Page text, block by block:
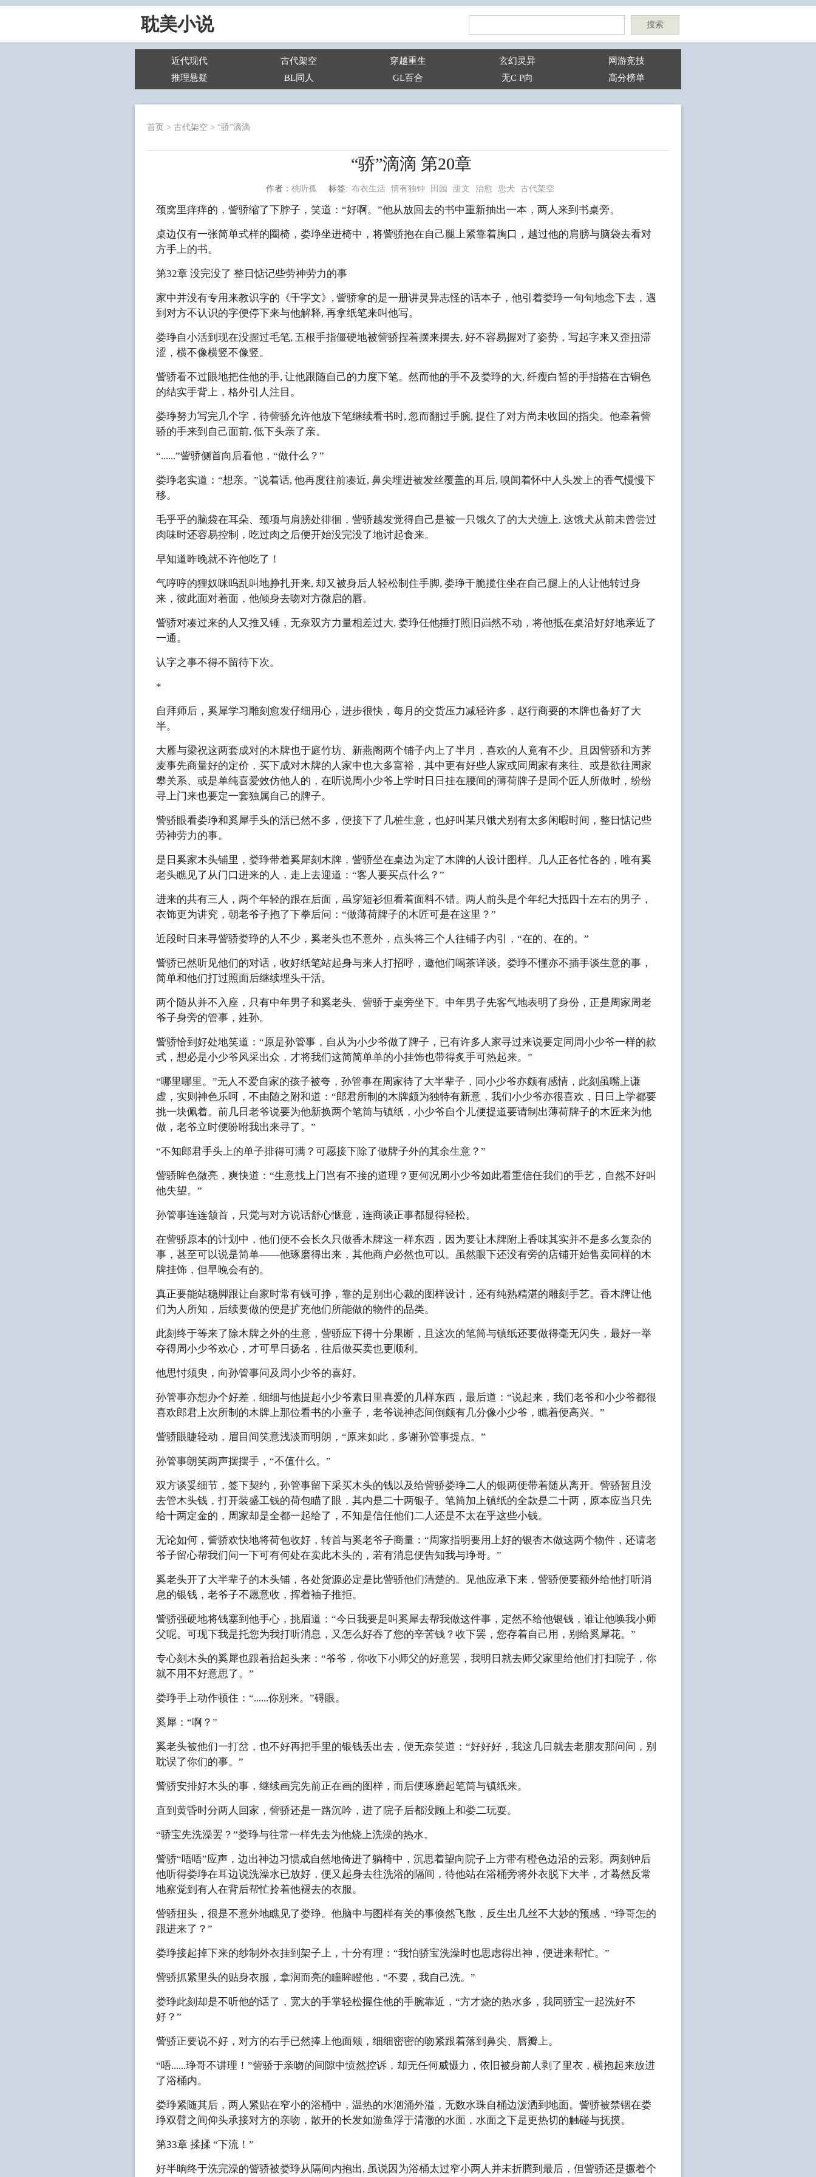
耽美小说 搜索
近代现代 古代架空 穿越重生 玄幻灵异
网游竞技
推理悬疑
BL同人 GL百合 无C P向 高分榜单
首页 > 古代架空 > “骄”滴滴
“骄”滴滴 第20章
作者： 桃听孤 标签: 布衣生活 情有独钟 田园 甜文 治愈 忠犬 古代架空
颈窝里痒痒的，訾骄缩了下脖子，笑道：“好啊。”他从放回去的书中重新抽出一本，两人来到书桌旁。
桌边仅有一张简单式样的圈椅，娄琤坐进椅中，将訾骄抱在自己腿上紧靠着胸口，越过他的肩膀与脑袋去看对
方手上的书。
第32章 没完没了 整日惦记些劳神劳力的事
家中并没有专用来教识字的《千字文》, 訾骄拿的是一册讲灵异志怪的话本子，他引着娄琤一句句地念下去，遇
到对方不认识的字便停下来与他解释, 再拿纸笔来叫他写。
娄琤自小活到现在没握过毛笔, 五根手指僵硬地被訾骄捏着摆来摆去, 好不容易握对了姿势，写起字来又歪扭滞
涩，横不像横竖不像竖。
訾骄看不过眼地把住他的手, 让他跟随自己的力度下笔。然而他的手不及娄琤的大, 纤瘦白皙的手指搭在古铜色
的结实手背上，格外引人注目。
娄琤努力写完几个字，待訾骄允许他放下笔继续看书时, 忽而翻过手腕, 捉住了对方尚未收回的指尖。他牵着訾
骄的手来到自己面前, 低下头亲了亲。
“......”訾骄侧首向后看他，“做什么？”
娄琤老实道：“想亲。”说着话, 他再度往前凑近, 鼻尖埋进被发丝覆盖的耳后, 嗅闻着怀中人头发上的香气慢慢下
移。
毛乎乎的脑袋在耳朵、颈项与肩膀处徘徊，訾骄越发觉得自己是被一只饿久了的大犬缠上, 这饿犬从前未曾尝过
肉味时还容易控制，吃过肉之后便开始没完没了地讨起食来。
早知道昨晚就不许他吃了！
气哼哼的狸奴咪呜乱叫地挣扎开来, 却又被身后人轻松制住手脚, 娄琤干脆揽住坐在自己腿上的人让他转过身
来，彼此面对着面，他倾身去吻对方微启的唇。
訾骄对凑过来的人又推又锤，无奈双方力量相差过大, 娄琤任他捶打照旧岿然不动，将他抵在桌沿好好地亲近了
一通。
认字之事不得不留待下次。
*
自拜师后，奚犀学习雕刻愈发仔细用心，进步很快，每月的交货压力减轻许多，赵行商要的木牌也备好了大
半。
大雁与梁祝这两套成对的木牌也于庭竹坊、新燕阁两个铺子内上了半月，喜欢的人竟有不少。且因訾骄和方荠
麦事先商量好的定价，买下成对木牌的人家中也大多富裕，其中更有好些人家或同周家有来往、或是欲往周家
攀关系、或是单纯喜爱效仿他人的，在听说周小少爷上学时日日挂在腰间的薄荷牌子是同个匠人所做时，纷纷
寻上门来也要定一套独属自己的牌子。
訾骄眼看娄琤和奚犀手头的活已然不多，便接下了几桩生意，也好叫某只饿犬别有太多闲暇时间，整日惦记些
劳神劳力的事。
是日奚家木头铺里，娄琤带着奚犀刻木牌，訾骄坐在桌边为定了木牌的人设计图样。几人正各忙各的，唯有奚
老头瞧见了从门口进来的人，走上去迎道：“客人要买点什么？”
进来的共有三人，两个年轻的跟在后面，虽穿短衫但看着面料不错。两人前头是个年纪大抵四十左右的男子，
衣饰更为讲究，朝老爷子抱了下拳后问：“做薄荷牌子的木匠可是在这里？”
近段时日来寻訾骄娄琤的人不少，奚老头也不意外，点头将三个人往铺子内引，“在的、在的。”
訾骄已然听见他们的对话，收好纸笔站起身与来人打招呼，邀他们喝茶详谈。娄琤不懂亦不插手谈生意的事，
简单和他们打过照面后继续埋头干活。
两个随从并不入座，只有中年男子和奚老头、訾骄于桌旁坐下。中年男子先客气地表明了身份，正是周家周老
爷子身旁的管事，姓孙。
訾骄恰到好处地笑道：“原是孙管事，自从为小少爷做了牌子，已有许多人家寻过来说要定同周小少爷一样的款
式，想必是小少爷风采出众，才将我们这简简单单的小挂饰也带得炙手可热起来。”
“哪里哪里。”无人不爱自家的孩子被夸，孙管事在周家待了大半辈子，同小少爷亦颇有感情，此刻虽嘴上谦
虚，实则神色乐呵，不由随之附和道：“郎君所制的木牌颇为独特有新意，我们小少爷亦很喜欢，日日上学都要
挑一块佩着。前几日老爷说要为他新换两个笔筒与镇纸，小少爷自个儿便提道要请制出薄荷牌子的木匠来为他
做，老爷立时便吩咐我出来寻了。”
“不知郎君手头上的单子排得可满？可愿接下除了做牌子外的其余生意？”
訾骄眸色微亮，爽快道：“生意找上门岂有不接的道理？更何况周小少爷如此看重信任我们的手艺，自然不好叫
他失望。”
孙管事连连颔首，只觉与对方说话舒心惬意，连商谈正事都显得轻松。
在訾骄原本的计划中，他们便不会长久只做香木牌这一样东西，因为要让木牌附上香味其实并不是多么复杂的
事，甚至可以说是简单——他琢磨得出来，其他商户必然也可以。虽然眼下还没有旁的店铺开始售卖同样的木
牌挂饰，但早晚会有的。
真正要能站稳脚跟让自家时常有钱可挣，靠的是别出心裁的图样设计，还有纯熟精湛的雕刻手艺。香木牌让他
们为人所知，后续要做的便是扩充他们所能做的物件的品类。
此刻终于等来了除木牌之外的生意，訾骄应下得十分果断，且这次的笔筒与镇纸还要做得毫无闪失，最好一举
夺得周小少爷欢心，才可早日扬名，往后做买卖也更顺利。
他思忖须臾，向孙管事问及周小少爷的喜好。
孙管事亦想办个好差，细细与他提起小少爷素日里喜爱的几样东西，最后道：“说起来，我们老爷和小少爷都很
喜欢郎君上次所制的木牌上那位看书的小童子，老爷说神态间倒颇有几分像小少爷，瞧着便高兴。”
訾骄眼睫轻动，眉目间笑意浅淡而明朗，“原来如此，多谢孙管事提点。”
孙管事朗笑两声摆摆手，“不值什么。”
双方谈妥细节，签下契约，孙管事留下采买木头的钱以及给訾骄娄琤二人的银两便带着随从离开。訾骄暂且没
去管木头钱，打开装盛工钱的荷包瞄了眼，其内是二十两银子。笔筒加上镇纸的全款是二十两，原本应当只先
给十两定金的，周家却是全都一起给了，不知是信任他们二人还是不太在乎这些小钱。
无论如何，訾骄欢快地将荷包收好，转首与奚老爷子商量：“周家指明要用上好的银杏木做这两个物件，还请老
爷子留心帮我们问一下可有何处在卖此木头的，若有消息便告知我与琤哥。”
奚老头开了大半辈子的木头铺，各处货源必定是比訾骄他们清楚的。见他应承下来，訾骄便要额外给他打听消
息的银钱，老爷子不愿意收，挥着袖子推拒。
訾骄强硬地将钱塞到他手心，挑眉道：“今日我要是叫奚犀去帮我做这件事，定然不给他银钱，谁让他唤我小师
父呢。可现下我是托您为我打听消息，又怎么好吞了您的辛苦钱？收下罢，您存着自己用，别给奚犀花。”
专心刻木头的奚犀也跟着抬起头来：“爷爷，你收下小师父的好意罢，我明日就去师父家里给他们打扫院子，你
就不用不好意思了。”
娄琤手上动作顿住：“......你别来。”碍眼。
奚犀：“啊？”
奚老头被他们一打岔，也不好再把手里的银钱丢出去，便无奈笑道：“好好好，我这几日就去老朋友那问问，别
耽误了你们的事。”
訾骄安排好木头的事，继续画完先前正在画的图样，而后便琢磨起笔筒与镇纸来。
直到黄昏时分两人回家，訾骄还是一路沉吟，进了院子后都没顾上和娄二玩耍。
“骄宝先洗澡罢？”娄琤与往常一样先去为他烧上洗澡的热水。
訾骄“唔唔”应声，边出神边习惯成自然地倚进了躺椅中，沉思着望向院子上方带有橙色边沿的云彩。两刻钟后
他听得娄琤在耳边说洗澡水已放好，便又起身去往洗浴的隔间，待他站在浴桶旁将外衣脱下大半，才蓦然反常
地察觉到有人在背后帮忙拎着他褪去的衣服。
訾骄扭头，很是不意外地瞧见了娄琤。他脑中与图样有关的事倏然飞散，反生出几丝不大妙的预感，“琤哥怎的
跟进来了？”
娄琤接起掉下来的纱制外衣挂到架子上，十分有理：“我怕骄宝洗澡时也思虑得出神，便进来帮忙。”
訾骄抓紧里头的贴身衣服，拿润而亮的瞳眸瞪他，“不要，我自己洗。”
娄琤此刻却是不听他的话了，宽大的手掌轻松握住他的手腕靠近，“方才烧的热水多，我同骄宝一起洗好不
好？”
訾骄正要说不好，对方的右手已然捧上他面颊，细细密密的吻紧跟着落到鼻尖、唇瓣上。
“唔......琤哥不讲理！”訾骄于亲吻的间隙中愤然控诉，却无任何威慑力，依旧被身前人剥了里衣，横抱起来放进
了浴桶内。
娄琤紧随其后，两人紧贴在窄小的浴桶中，温热的水汹涌外溢，无数水珠自桶边泼洒到地面。訾骄被禁锢在娄
琤双臂之间仰头承接对方的亲吻，散开的长发如游鱼浮于清澈的水面，水面之下是更热切的触碰与抚摸。
第33章 揉揉 “下流！”
好半晌终于洗完澡的訾骄被娄琤从隔间内抱出, 虽说因为浴桶太过窄小两人并未折腾到最后，但訾骄还是撅着个